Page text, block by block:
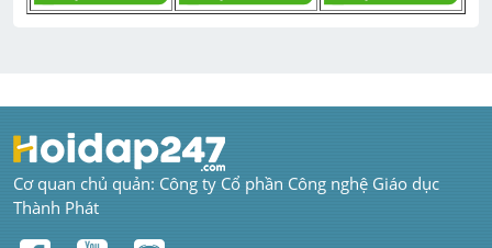
Cơ quan chủ quản: Công ty Cổ phần Công nghệ Giáo dục
Thành Phát